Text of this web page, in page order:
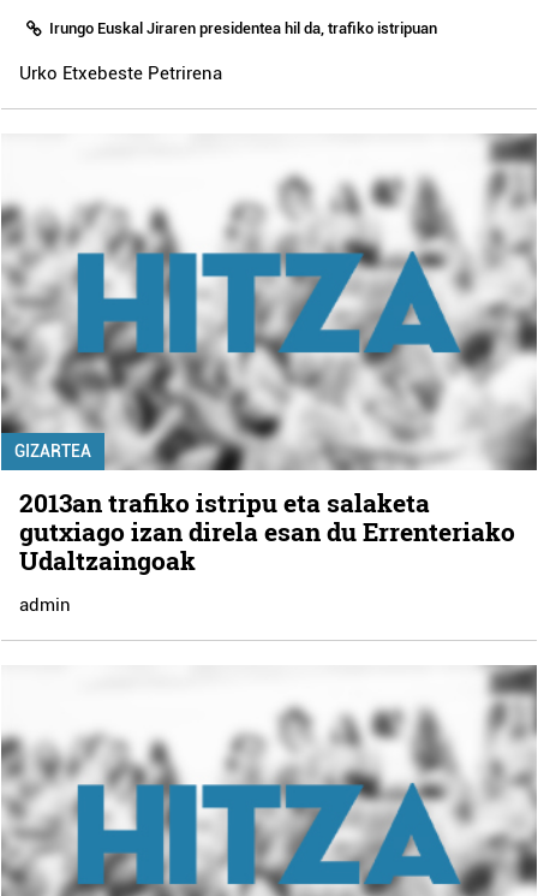
Irungo Euskal Jiraren presidentea hil da, trafiko istripuan
Urko Etxebeste Petrirena
GIZARTEA
2013an trafiko istripu eta salaketa
gutxiago izan direla esan du Errenteriako
Udaltzaingoak
admin